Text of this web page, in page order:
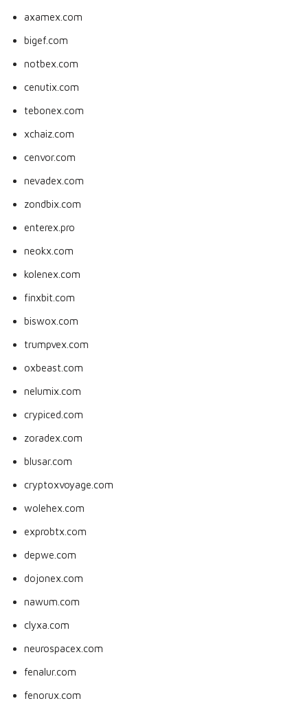
axamex.com
bigef.com
notbex.com
cenutix.com
tebonex.com
xchaiz.com
cenvor.com
nevadex.com
zondbix.com
enterex.pro
neokx.com
kolenex.com
finxbit.com
biswox.com
trumpvex.com
oxbeast.com
nelumix.com
crypiced.com
zoradex.com
blusar.com
cryptoxvoyage.com
wolehex.com
exprobtx.com
depwe.com
dojonex.com
nawum.com
clyxa.com
neurospacex.com
fenalur.com
fenorux.com